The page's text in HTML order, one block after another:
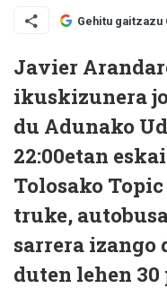
Gehitu gaitzazu
Javier
ikuskizunera
du Adunako
22:00etan
Tolosako
truke,
sarrera izango
duten lehen 30